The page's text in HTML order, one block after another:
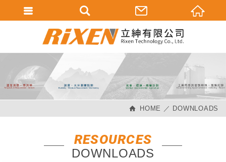
HOME DOWNLOADS
RESOURCES
DOWNLOADS
會員登入
加入會員
忘記密碼
訂單查詢
個人資料修改